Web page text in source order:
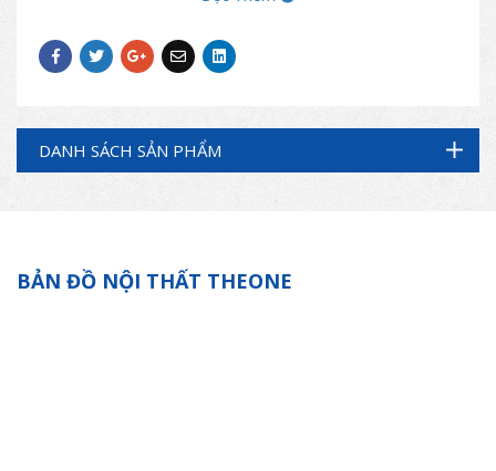
DANH SÁCH SẢN PHẨM
BẢN ĐỒ NỘI THẤT THEONE